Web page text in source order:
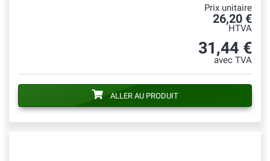
Prix unitaire
26,20 €
HTVA
31,44 €
avec TVA
ALLER AU PRODUIT